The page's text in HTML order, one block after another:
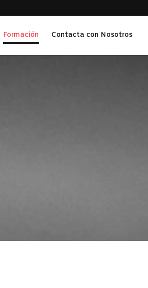
Formación Contacta con Nosotros